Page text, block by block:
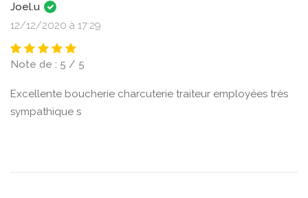
Joel.u
12/12/2020 à 17:29
Note de : 5 / 5
Excellente boucherie charcuterie traiteur employées très
sympathique s